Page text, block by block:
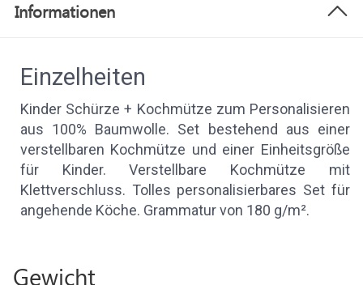
Informationen
Einzelheiten
Kinder Schürze + Kochmütze zum Personalisieren
aus 100% Baumwolle. Set bestehend aus einer
verstellbaren Kochmütze und einer Einheitsgröße
für Kinder. Verstellbare Kochmütze mit
Klettverschluss. Tolles personalisierbares Set für
angehende Köche. Grammatur von 180 g/m².
Gewicht